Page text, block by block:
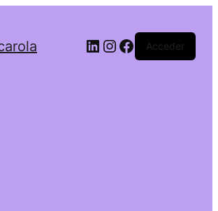
LinkedIn
Instagram
Facebook
Acceder